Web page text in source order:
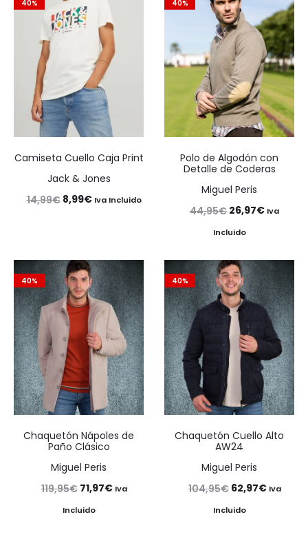
40%
Camiseta Cuello Caja Print
Jack & Jones
14,99€ El
era:
14,99€.
8,99€El
es:
8,99€.
Iva Incluido
40%
Polo de Algodón con
Detalle de Coderas
Miguel Peris
44,95€ El
precio
era:
44,95€.
26,97€El
es:
26,97€.
Iva
Incluido
40%
Chaquetón Nápoles de
Paño Clásico
Miguel Peris
119,95€ El
precio
71,97€ElIva
Incluido
40%
Chaquetón Cuello Alto
AW24
Miguel Peris
104,95€ El
precio
62,97€ElIva
Incluido